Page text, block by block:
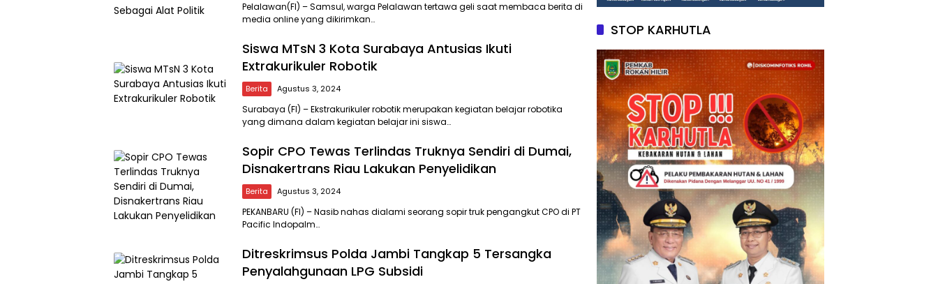
Pelalawan(FI) – Samsul, warga Pelalawan tertawa geli saat membaca berita di
media online yang dikirimkan…
Siswa MTsN 3 Kota Surabaya Antusias Ikuti
Extrakurikuler Robotik
Berita Agustus 3, 2024
Surabaya (FI) – Ekstrakurikuler robotik merupakan kegiatan belajar robotika
yang dimana dalam kegiatan belajar ini siswa…
Sopir CPO Tewas Terlindas Truknya Sendiri di Dumai,
Disnakertrans Riau Lakukan Penyelidikan
Berita Agustus 3, 2024
PEKANBARU (FI) – Nasib nahas dialami seorang sopir truk pengangkut CPO di PT
Pacific Indopalm…
Ditreskrimsus Polda Jambi Tangkap 5 Tersangka
Penyalahgunaan LPG Subsidi
STOP KARHUTLA